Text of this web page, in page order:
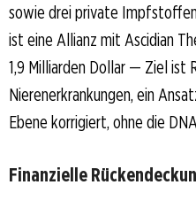
sowie drei private
ist eine Allianz mit Ascidian
1,9 Milliarden Dollar — Ziel ist
Nierenerkrankungen, ein
Ebene korrigiert, ohne die
Finanzielle